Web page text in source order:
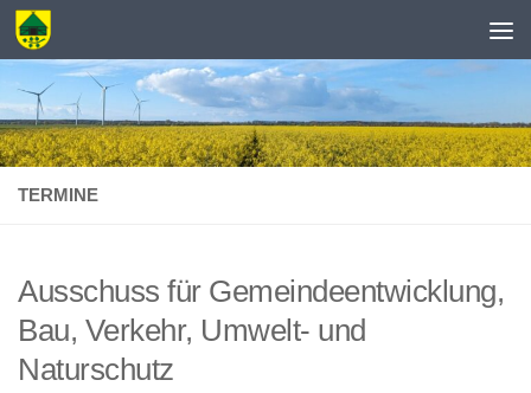
Zum Inhalt springen
TERMINE
Ausschuss für Gemeindeentwicklung,
Bau, Verkehr, Umwelt- und
Naturschutz